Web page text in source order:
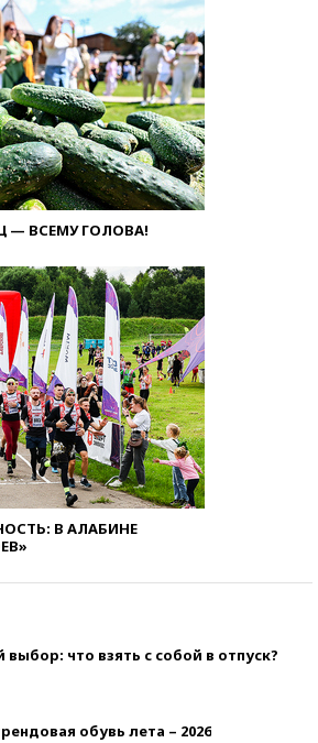
— ВСЕМУ ГОЛОВА!
В АЛАБИНЕ
что взять с собой в отпуск?
обувь лета – 2026